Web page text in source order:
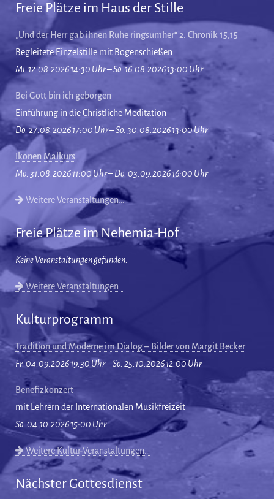
Freie Plätze im Haus der Stille
„Und der Herr gab ihnen Ruhe ringsumher“ 2. Chronik 15,15
Begleitete Einzelstille mit Bogenschießen
Mi. 12.08.2026 14:30 Uhr – So. 16.08.2026 13:00 Uhr
Bei Gott bin ich geborgen
Einführung in die Christliche Meditation
Do. 27.08.2026 17:00 Uhr – So. 30.08.2026 13:00 Uhr
Ikonen Malkurs
Mo. 31.08.2026 11:00 Uhr – Do. 03.09.2026 16:00 Uhr
Weitere Veranstaltungen…
Freie Plätze im Nehemia-Hof
Keine Veranstaltungen gefunden.
Weitere Veranstaltungen…
Kulturprogramm
Tradition und Moderne im Dialog – Bilder von Margit Becker
Fr. 04.09.2026 19:30 Uhr – So. 25.10.2026 12:00 Uhr
Benefizkonzert
mit Lehrern der Internationalen Musikfreizeit
So. 04.10.2026 15:00 Uhr
Weitere Kultur-Veranstaltungen…
Nächster Gottesdienst